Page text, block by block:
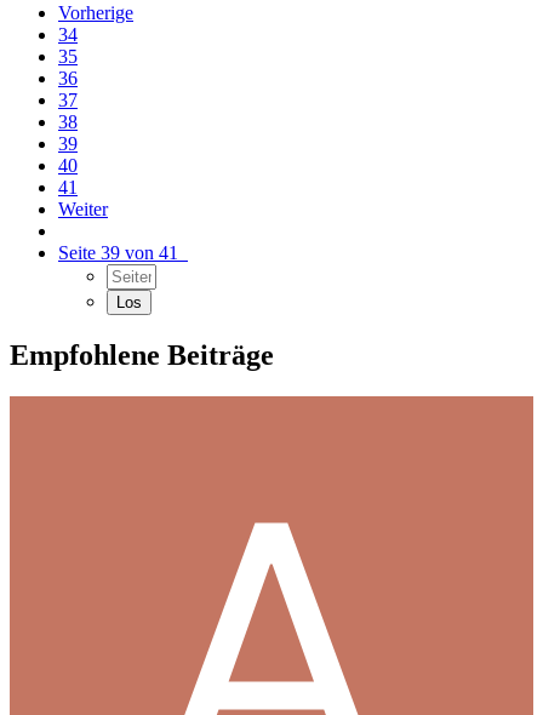
Vorherige
34
35
36
37
38
39
40
41
Weiter
Seite 39 von 41
Empfohlene Beiträge